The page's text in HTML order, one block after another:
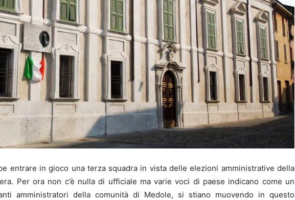
entrare in gioco una terza squadra in vista delle elezioni amministrative della
Per ora non c’è nulla di ufficiale ma varie voci di paese indicano come un
amministratori della comunità di Medole, si stiano muovendo in questo